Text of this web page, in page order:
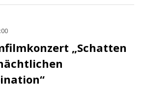
„Schatten